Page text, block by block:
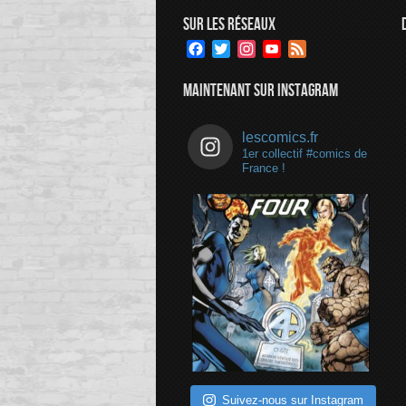
SUR LES RÉSEAUX
Facebook
TwitterInstagramYouTube
MAINTENANT SUR INSTAGRAM
lescomics.fr
1er collectif #comics de
France !
Suivez-nous sur Instagram